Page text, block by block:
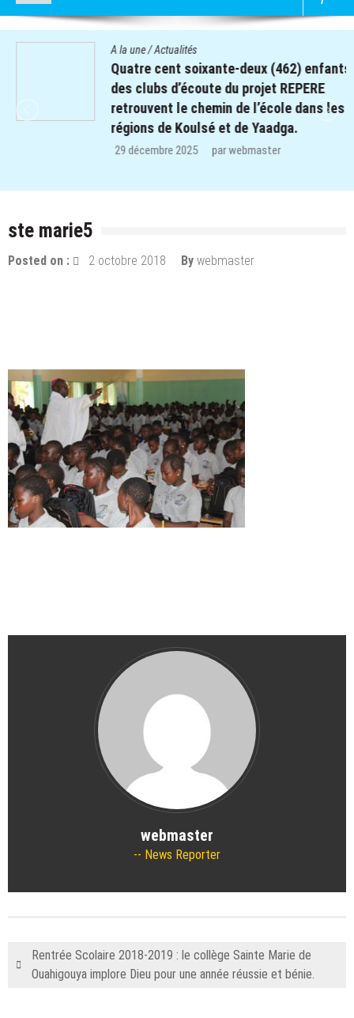
A la une/Actualités
Quatre cent soixante-deux (462) enfants
des clubs d’écoute du projet REPERE
retrouvent le chemin de l’école dans les
régions de Koulsé et de Yaadga.
29 décembre 2025 parwebmaster
ste marie5
Posted on : 2 octobre 2018 By webmaster
webmaster
News Reporter
Rentrée Scolaire 2018-2019 : le collège Sainte Marie de
Ouahigouya implore Dieu pour une année réussie et bénie.